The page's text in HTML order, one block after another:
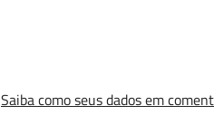
Saiba como seus dados em